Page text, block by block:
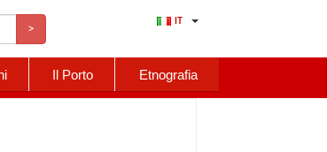
>
Il Porto Etnografia